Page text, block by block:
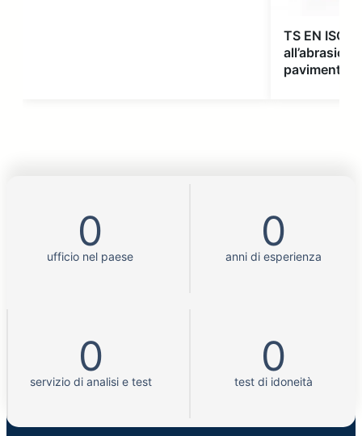
TS EN ISO
pavimenti
0
ufficio nel paese
0
anni di esperienza
0
servizio di analisi e test
0
test di idoneità